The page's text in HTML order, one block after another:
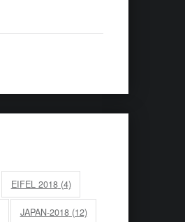
EIFEL 2018(4)
JAPAN-2018(12)